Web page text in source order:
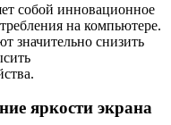
собой инновационное
на компьютере.
значительно снизить
яркости экрана